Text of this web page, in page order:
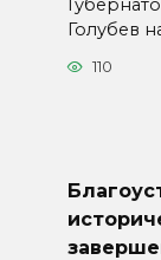
Голубев
110